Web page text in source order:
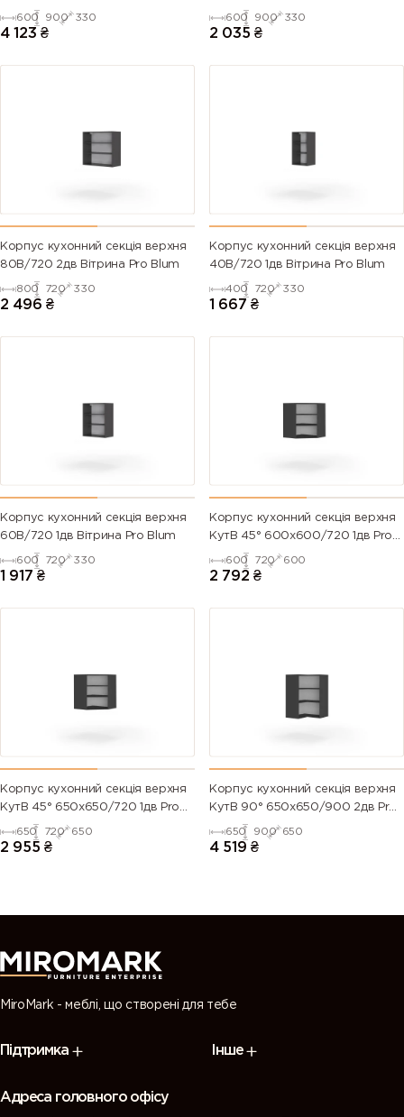
600 900 330
4 123 ₴
600 900 330
2 035 ₴
Корпус кухонний секцiя верхня
80В/720 2дв Вітрина Pro Blum
800 720 330
2 496 ₴
Корпус кухонний секцiя верхня
40В/720 1дв Вітрина Pro Blum
400 720 330
1 667 ₴
Корпус кухонний секцiя верхня
60В/720 1дв Вітрина Pro Blum
600 720 330
1 917 ₴
Корпус кухонний секцiя верхня
КутВ 45° 600х600/720 1дв Pro
600 720 600
2 792 ₴
Корпус кухонний секцiя верхня
КутВ 45° 650х650/720 1дв Pro
650 720 650
2 955 ₴
Корпус кухонний секцiя верхня
КутВ 90° 650х650/900 2дв Pro
650 900 650
4 519 ₴
MiroMark - меблі, що створені для тебе
Підтримка Інше
Адреса головного офісу